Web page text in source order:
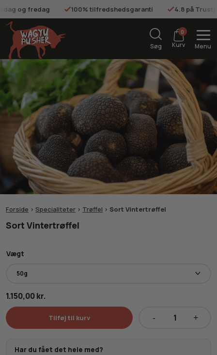
og fredag 100% tilfredshedsgaranti 4.8 på
Søg
0
Kurv Menu
Forside > Specialiteter > Trøffel > Sort Vintertrøffel
Sort Vintertrøffel
Vægt
1.150,00kr.
Har du fået det hele med?
Tilføj til kurv